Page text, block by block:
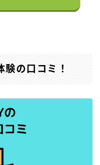
の口コミ！